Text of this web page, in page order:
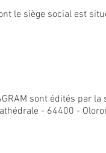
le siège social est
sont édités
- 64400 -